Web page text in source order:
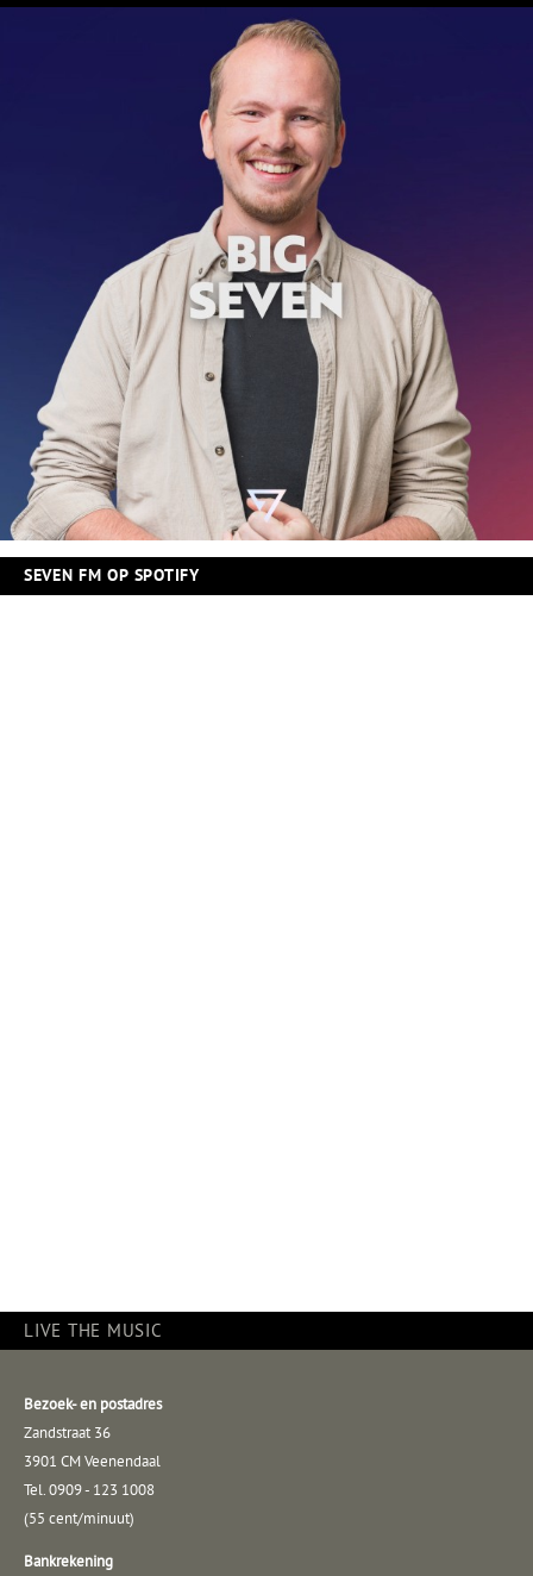
SEVEN FM OP SPOTIFY
LIVE THE MUSIC
Bezoek- en postadres
Zandstraat 36
3901 CM Veenendaal
Tel. 0909 - 123 1008
(55 cent/minuut)
Bankrekening